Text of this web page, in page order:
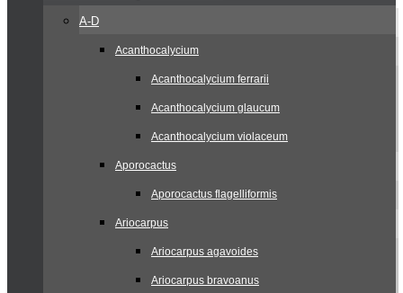
A-D
Acanthocalycium
Acanthocalycium ferrarii
Acanthocalycium glaucum
Acanthocalycium violaceum
Aporocactus
Aporocactus flagelliformis
Ariocarpus
Ariocarpus agavoides
Ariocarpus bravoanus